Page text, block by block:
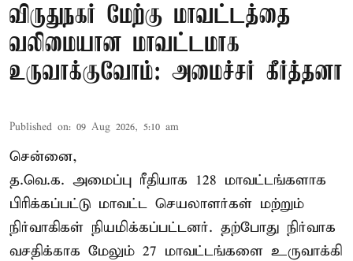
விருதுநகர் மேற்கு மாவட்டத்தை
வலிமையான மாவட்டமாக
உருவாக்குவோம்: அமைச்சர் கீர்த்தனா
Published on: 09 Aug 2026, 5:10 am
சென்னை,
த.வெ.க. அமைப்பு ரீதியாக 128 மாவட்டங்களாக
பிரிக்கப்பட்டு மாவட்ட செயலாளர்கள் மற்றும்
நிர்வாகிகள் நியமிக்கப்பட்டனர். தற்போது நிர்வாக
வசதிக்காக மேலும் 27 மாவட்டங்களை உருவாக்கி